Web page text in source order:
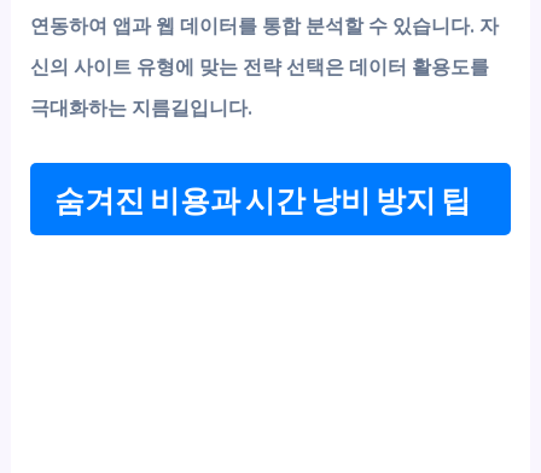
연동하여 앱과 웹 데이터를 통합 분석할 수 있습니다. 자
신의 사이트 유형에 맞는 전략 선택은 데이터 활용도를
극대화하는 지름길입니다.
숨겨진 비용과 시간 낭비 방지 팁